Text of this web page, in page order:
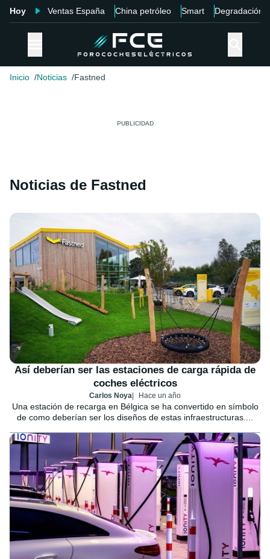
Hoy Ventas España China petróleo Smart Degradación
Inicio Noticias Fastned
Noticias de Fastned
Así deberían ser las estaciones de carga rápida de
coches eléctricos
Carlos Noya Hace un año
Una estación de recarga en Bélgica se ha convertido en símbolo
de como deberían ser los diseños de estas infraestructuras....